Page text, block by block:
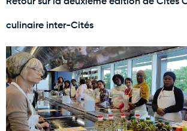
culinaire inter-Cités